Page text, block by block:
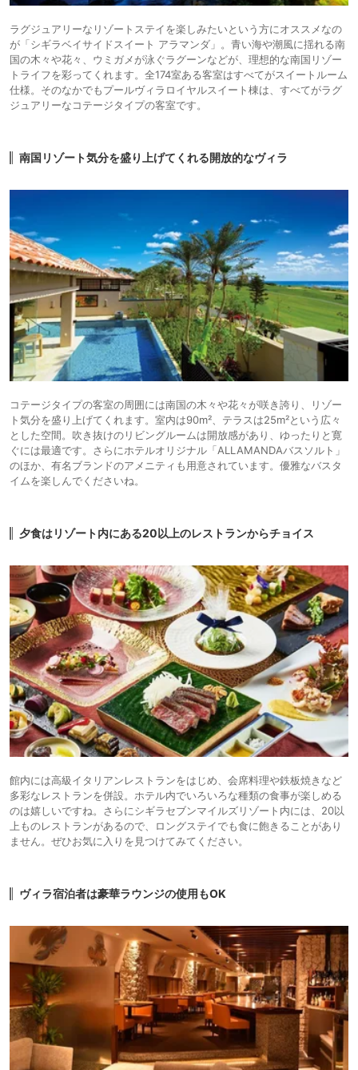
ラグジュアリーなリゾートステイを楽しみたいという方にオススメなの
が「シギラベイサイドスイート アラマンダ」。青い海や潮風に揺れる南
国の木々や花々、ウミガメが泳ぐラグーンなどが、理想的な南国リゾー
トライフを彩ってくれます。全174室ある客室はすべてがスイートルーム
仕様。そのなかでもプールヴィラロイヤルスイート棟は、すべてがラグ
ジュアリーなコテージタイプの客室です。
南国リゾート気分を盛り上げてくれる開放的なヴィラ
コテージタイプの客室の周囲には南国の木々や花々が咲き誇り、リゾー
ト気分を盛り上げてくれます。室内は90m²、テラスは25m²という広々
とした空間。吹き抜けのリビングルームは開放感があり、ゆったりと寛
ぐには最適です。さらにホテルオリジナル「ALLAMANDAバスソルト」
のほか、有名ブランドのアメニティも用意されています。優雅なバスタ
イムを楽しんでくださいね。
夕食はリゾート内にある20以上のレストランからチョイス
館内には高級イタリアンレストランをはじめ、会席料理や鉄板焼きなど
多彩なレストランを併設。ホテル内でいろいろな種類の食事が楽しめる
のは嬉しいですね。さらにシギラセブンマイルズリゾート内には、20以
上ものレストランがあるので、ロングステイでも食に飽きることがあり
ません。ぜひお気に入りを見つけてみてください。
ヴィラ宿泊者は豪華ラウンジの使用もOK